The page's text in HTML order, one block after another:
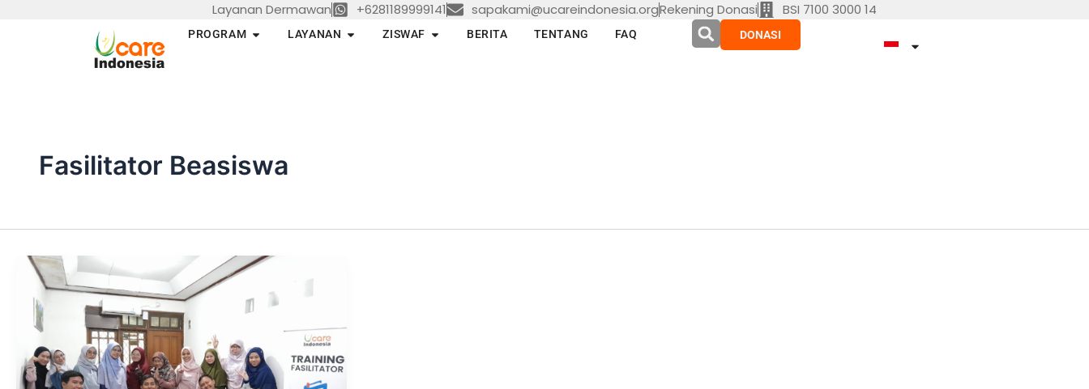
Layanan Dermawan +6281189999141 sapakami@ucareindonesia.orgRekening Donasi BSI 7100 3000 14
PROGRAM Open PROGRAM
LAYANAN Open LAYANAN
ZISWAF Open ZISWAF
BERITA TENTANG FAQ DONASI
Fasilitator Beasiswa